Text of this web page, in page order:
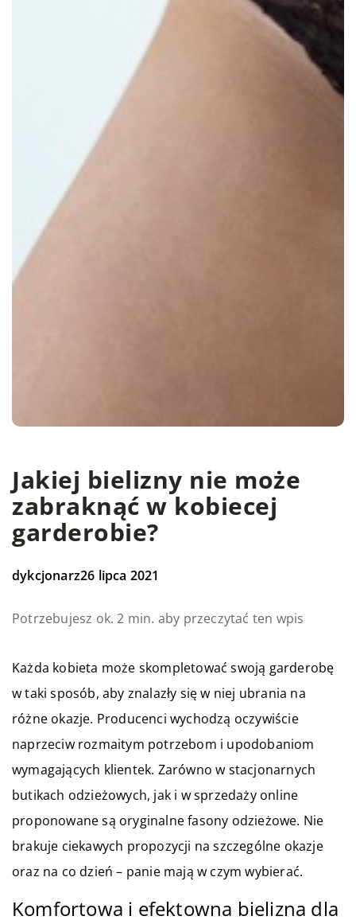
Jakiej bielizny nie może
zabraknąć w kobiecej
garderobie?
dykcjonarz26 lipca 2021
Potrzebujesz ok. 2 min. aby przeczytać ten wpis
Każda kobieta może skompletować swoją garderobę
w taki sposób, aby znalazły się w niej ubrania na
różne okazje. Producenci wychodzą oczywiście
naprzeciw rozmaitym potrzebom i upodobaniom
wymagających klientek. Zarówno w stacjonarnych
butikach odzieżowych, jak i w sprzedaży online
proponowane są oryginalne fasony odzieżowe. Nie
brakuje ciekawych propozycji na szczególne okazje
oraz na co dzień – panie mają w czym wybierać.
Komfortowa i efektowna bielizna dla